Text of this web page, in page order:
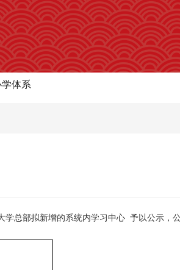
学体系
学总部拟新增的系统内学习中心 予以公示，